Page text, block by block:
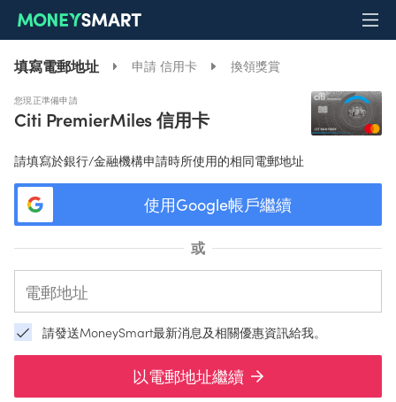
填寫電郵地址 申請 信用卡 換領獎賞
您現正準備申請
Citi PremierMiles 信用卡
請填寫於銀行/金融機構申請時所使用的相同電郵地址
使用Google帳戶繼續
或
請發送MoneySmart最新消息及相關優惠資訊給我。
以電郵地址繼續